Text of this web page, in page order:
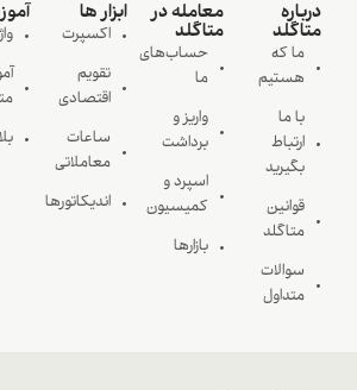
درباره
متاگلد
ما که
هستیم
با ما
ارتباط
بگیرید
قوانین
متاگلد
سوالات
متداول
معامله در
متاگلد
حساب‌های
ما
واریز و
برداشت
اسپرد و
کمیسیون
بازارها
ابزار ها
اکسپرت
تقویم
اقتصادی
ساعات
معاملاتی
اندیکاتورها